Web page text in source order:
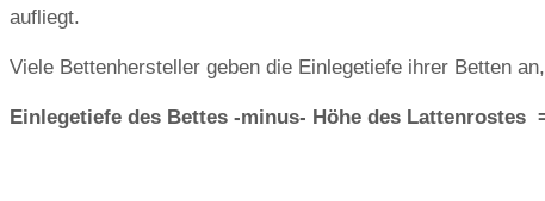
aufliegt.
Viele Bettenhersteller geben die Einlegetiefe ihrer Betten
Einlegetiefe des Bettes -minus- Höhe des Lattenrostes